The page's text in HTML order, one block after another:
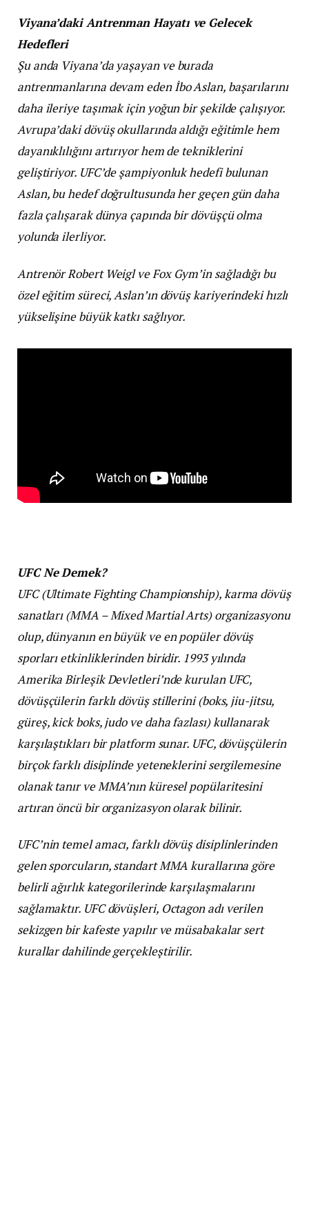
Viyana’daki Antrenman Hayatı ve Gelecek
Hedefleri
Şu anda Viyana’da yaşayan ve burada
antrenmanlarına devam eden İbo Aslan, başarılarını
daha ileriye taşımak için yoğun bir şekilde çalışıyor.
Avrupa’daki dövüş okullarında aldığı eğitimle hem
dayanıklılığını artırıyor hem de tekniklerini
geliştiriyor. UFC’de şampiyonluk hedefi bulunan
Aslan, bu hedef doğrultusunda her geçen gün daha
fazla çalışarak dünya çapında bir dövüşçü olma
yolunda ilerliyor.
Antrenör Robert Weigl ve Fox Gym’in sağladığı bu
özel eğitim süreci, Aslan’ın dövüş kariyerindeki hızlı
yükselişine büyük katkı sağlıyor.
UFC Ne Demek?
UFC (Ultimate Fighting Championship), karma dövüş
sanatları (MMA – Mixed Martial Arts) organizasyonu
olup, dünyanın en büyük ve en popüler dövüş
sporları etkinliklerinden biridir. 1993 yılında
Amerika Birleşik Devletleri’nde kurulan UFC,
dövüşçülerin farklı dövüş stillerini (boks, jiu-jitsu,
güreş, kick boks, judo ve daha fazlası) kullanarak
karşılaştıkları bir platform sunar. UFC, dövüşçülerin
birçok farklı disiplinde yeteneklerini sergilemesine
olanak tanır ve MMA’nın küresel popülaritesini
artıran öncü bir organizasyon olarak bilinir.
UFC’nin temel amacı, farklı dövüş disiplinlerinden
gelen sporcuların, standart MMA kurallarına göre
belirli ağırlık kategorilerinde karşılaşmalarını
sağlamaktır. UFC dövüşleri, Octagon adı verilen
sekizgen bir kafeste yapılır ve müsabakalar sert
kurallar dahilinde gerçekleştirilir.